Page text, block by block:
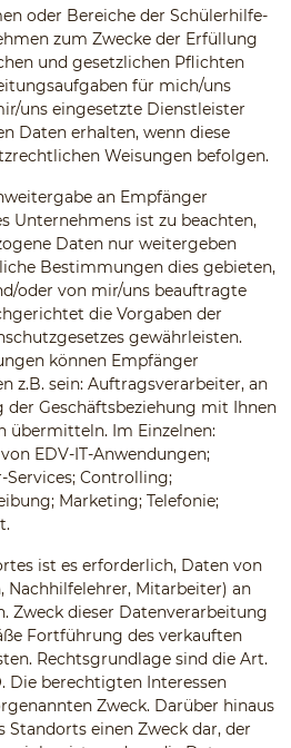
oder Bereiche der Schülerhilfe-
zum Zwecke der Erfüllung
und gesetzlichen Pflichten
für mich/uns
uns eingesetzte Dienstleister
Daten erhalten, wenn diese
Weisungen befolgen.
an Empfänger
Unternehmens ist zu beachten,
Daten nur weitergeben
Bestimmungen dies gebieten,
oder von mir/uns beauftragte
die Vorgaben der
gewährleisten.
können Empfänger
z.B. sein: Auftragsverarbeiter, an
Geschäftsbeziehung mit Ihnen
übermitteln. Im Einzelnen:
EDV-IT-Anwendungen;
Services; Controlling;
Marketing; Telefonie;
ist es erforderlich, Daten von
Nachhilfelehrer, Mitarbeiter) an
Zweck dieser Datenverarbeitung
Fortführung des verkauften
Rechtsgrundlage sind die Art.
Die berechtigten Interessen
Zweck. Darüber hinaus
einen Zweck dar, der